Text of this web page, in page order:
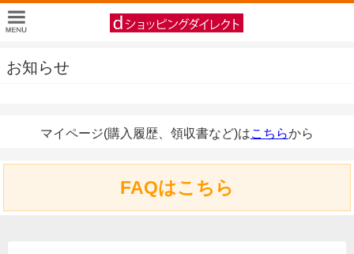
お知らせ
マイページ(購入履歴、領収書など)はこちらから
FAQはこちら